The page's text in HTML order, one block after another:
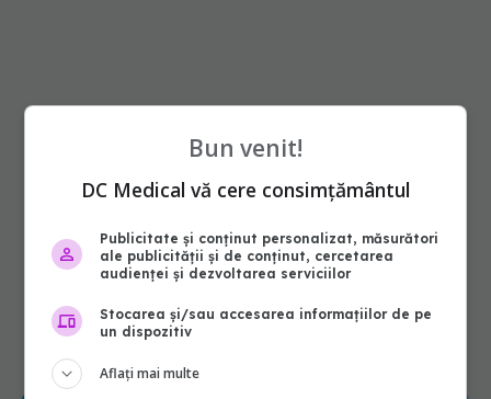
Bun venit!
DC Medical vă cere consimțământul
Publicitate și conținut personalizat, măsurători
ale publicității și de conținut, cercetarea
audienței și dezvoltarea serviciilor
Stocarea și/sau accesarea informațiilor de pe
un dispozitiv
Aflați mai multe